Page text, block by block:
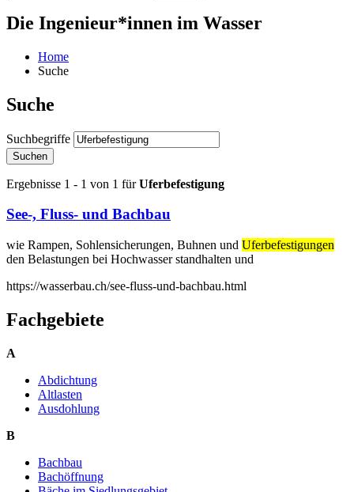
Die Ingenieur*innen im Wasser
Home
Suche
Suche
Suchbegriffe
Suchen
Ergebnisse 1 - 1 von 1 fürUferbefestigung
See-, Fluss- und Bachbau
wie Rampen, Sohlensicherungen, Buhnen und Uferbefestigungen
den Belastungen bei Hochwasser standhalten und
https://wasserbau.ch/see-fluss-und-bachbau.html
Fachgebiete
A
Abdichtung
Altlasten
Ausdohlung
B
Bachbau
Bachöffnung